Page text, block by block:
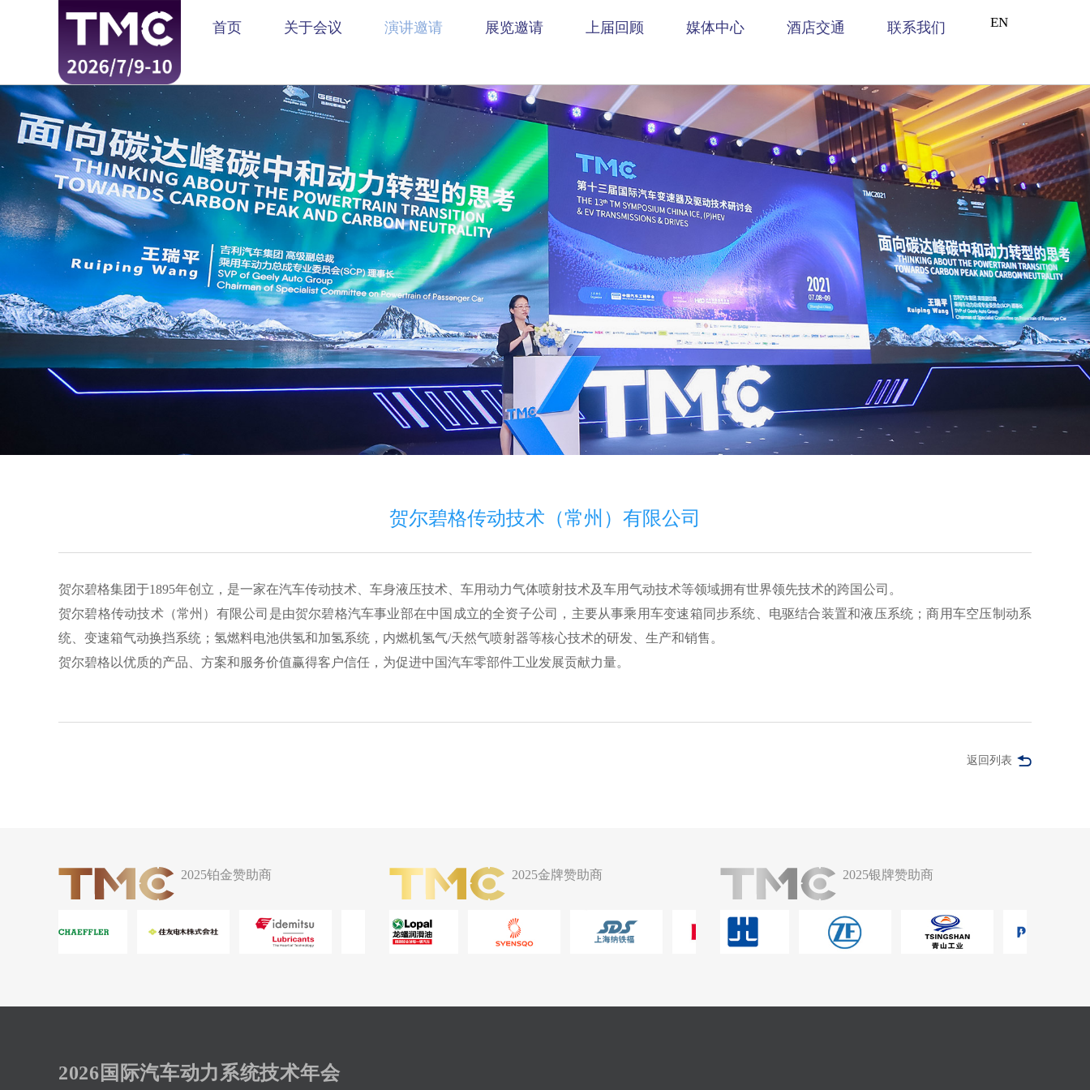
EN
首页 关于会议 演讲邀请 展览邀请 上届回顾 媒体中心 酒店交通 联系我们
贺尔碧格传动技术（常州）有限公司
贺尔碧格集团于1895年创立，是一家在汽车传动技术、车身液压技术、车用动力气体喷射技术及车用气动技术等领域拥有世界领先技术的跨国公司。
贺尔碧格传动技术（常州）有限公司是由贺尔碧格汽车事业部在中国成立的全资子公司，主要从事乘用车变速箱同步系统、电驱结合装置和液压系统；商用车空压制动系
统、变速箱气动换挡系统；氢燃料电池供氢和加氢系统，内燃机氢气/天然气喷射器等核心技术的研发、生产和销售。
贺尔碧格以优质的产品、方案和服务价值赢得客户信任，为促进中国汽车零部件工业发展贡献力量。
返回列表
2025铂金赞助商 2025金牌赞助商 2025银牌赞助商
2026国际汽车动力系统技术年会